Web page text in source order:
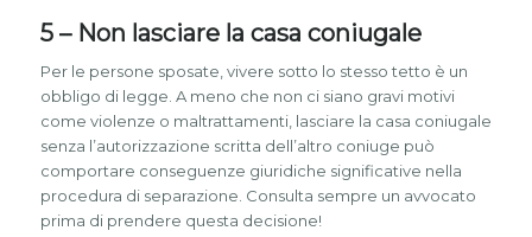
5 – Non lasciare la casa coniugale
Per le persone sposate, vivere sotto lo stesso tetto è un
obbligo di legge. A meno che non ci siano gravi motivi
come violenze o maltrattamenti, lasciare la casa coniugale
senza l’autorizzazione scritta dell’altro coniuge può
comportare conseguenze giuridiche significative nella
procedura di separazione. Consulta sempre un avvocato
prima di prendere questa decisione!